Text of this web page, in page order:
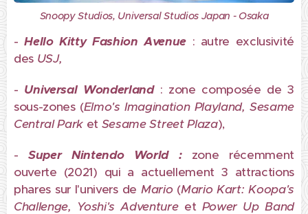
Snoopy Studios, Universal Studios Japan - Osaka
-Hello Kitty Fashion Avenue : autre exclusivité
des USJ,
- Universal Wonderland : zone composée de 3
sous-zones (Elmo's Imagination Playland, Sesame
Central Park et Sesame Street Plaza),
-Super Nintendo World :zone récemment
ouverte (2021) qui a actuellement 3 attractions
phares sur l'univers de Mario(Mario Kart: Koopa's
Challenge, Yoshi's Adventure et Power Up Band